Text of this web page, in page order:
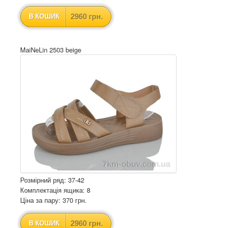
В КОШИК 2960 грн.
MaiNeLin 2503 beige
Розмірний ряд: 37-42
Комплектація ящика: 8
Ціна за пару: 370 грн.
В КОШИК 2960 грн.